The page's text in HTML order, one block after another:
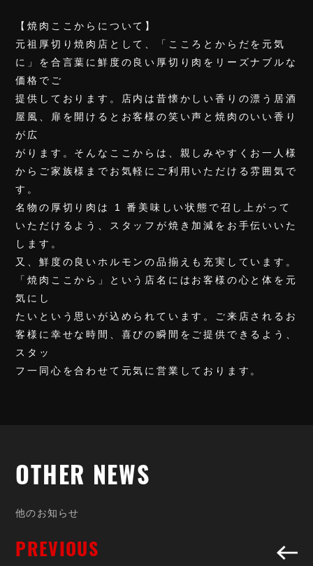
【焼肉ここからについて】
元祖厚切り焼肉店として、「こころとからだを元気
に」を合言葉に鮮度の良い厚切り肉をリーズナブルな
価格でご
提供しております。店内は昔懐かしい香りの漂う居酒
屋風、扉を開けるとお客様の笑い声と焼肉のいい香り
が広
がります。そんなここからは、親しみやすくお一人様
からご家族様までお気軽にご利用いただける雰囲気で
す。
名物の厚切り肉は 1 番美味しい状態で召し上がって
いただけるよう、スタッフが焼き加減をお手伝いいた
します。
又、鮮度の良いホルモンの品揃えも充実しています。
「焼肉ここから」という店名にはお客様の心と体を元
気にし
たいという思いが込められています。ご来店されるお
客様に幸せな時間、喜びの瞬間をご提供できるよう、
スタッ
フ一同心を合わせて元気に営業しております。
OTHER NEWS
OTHER
SHOP
他のお知 らせ
PREVIOUS